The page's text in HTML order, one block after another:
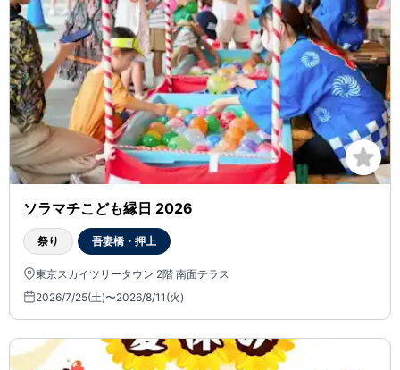
ソラマチこども縁日 2026
祭り 吾妻橋・押上
東京スカイツリータウン 2階 南面テラス
2026/7/25(土)〜2026/8/11(火)